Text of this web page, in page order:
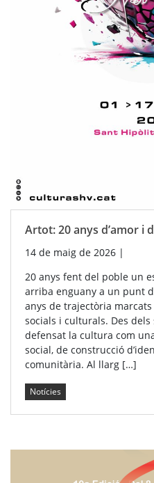
Artot: 20 anys d’amor i
14 de maig de 2026 |
20 anys fent del poble un
arriba enguany a un punt
anys de trajectòria
socials i culturals. Des
defensat la cultura com
social, de construcció
comunitària. Al llarg […]
Notícies